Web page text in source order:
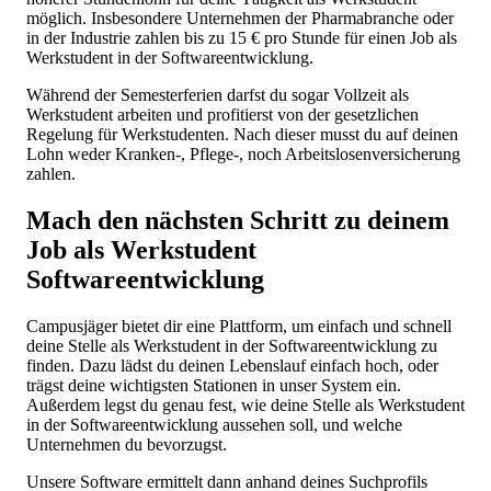
möglich. Insbesondere Unternehmen der Pharmabranche oder
in der Industrie zahlen bis zu 15 € pro Stunde für einen Job als
Werkstudent in der Softwareentwicklung.
Während der Semesterferien darfst du sogar Vollzeit als
Werkstudent arbeiten und profitierst von der gesetzlichen
Regelung für Werkstudenten. Nach dieser musst du auf deinen
Lohn weder Kranken-, Pflege-, noch Arbeitslosenversicherung
zahlen.
Mach den nächsten Schritt zu deinem
Job als Werkstudent
Softwareentwicklung
Campusjäger bietet dir eine Plattform, um einfach und schnell
deine Stelle als Werkstudent in der Softwareentwicklung zu
finden. Dazu lädst du deinen Lebenslauf einfach hoch, oder
trägst deine wichtigsten Stationen in unser System ein.
Außerdem legst du genau fest, wie deine Stelle als Werkstudent
in der Softwareentwicklung aussehen soll, und welche
Unternehmen du bevorzugst.
Unsere Software ermittelt dann anhand deines Suchprofils